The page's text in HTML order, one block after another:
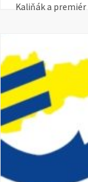
Kaliňák a premiér